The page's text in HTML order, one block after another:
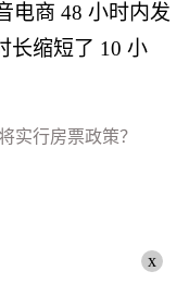
电商 48 小时内发
长缩短了 10 小
实行房票政策？
x